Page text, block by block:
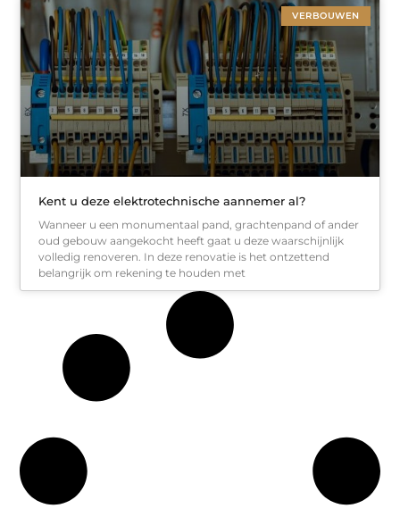
VERBOUWEN
Kent u deze elektrotechnische aannemer al?
Wanneer u een monumentaal pand, grachtenpand of ander
oud gebouw aangekocht heeft gaat u deze waarschijnlijk
volledig renoveren. In deze renovatie is het ontzettend
belangrijk om rekening te houden met